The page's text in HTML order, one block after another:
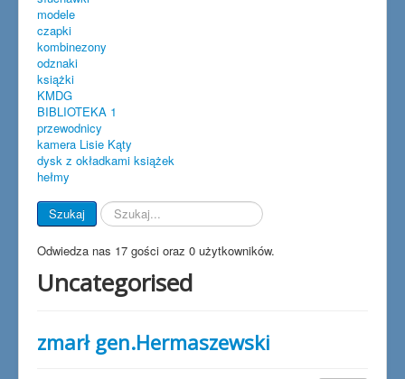
modele
czapki
kombinezony
odznaki
książki
KMDG
BIBLIOTEKA 1
przewodnicy
kamera Lisie Kąty
dysk z okładkami książek
hełmy
Szukaj Szukaj...
Odwiedza nas 17 gości oraz 0 użytkowników.
Uncategorised
zmarł gen.Hermaszewski